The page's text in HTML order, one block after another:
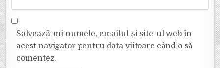
Salvează-mi numele, emailul și site-ul web în
acest navigator pentru data viitoare când o să
comentez.